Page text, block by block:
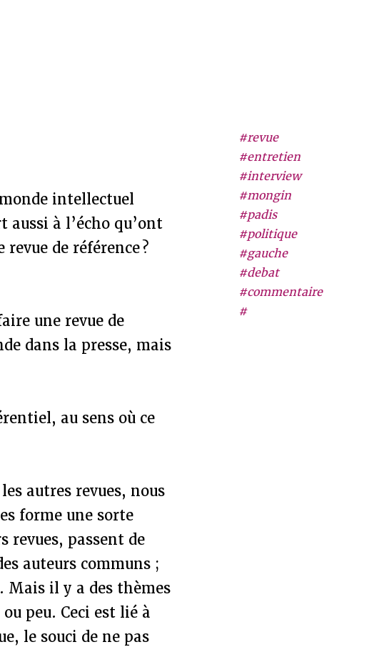
#revue
#entretien
#interview
#mongin
#padis
#politique
#gauche
#debat
#commentaire
#
intellectuel
à l’écho qu’ont
de référence ?
une revue de
dans la presse, mais
au sens où ce
autres revues, nous
forme une sorte
revues, passent de
auteurs communs ;
Mais il y a des thèmes
peu. Ceci est lié à
le souci de ne pas